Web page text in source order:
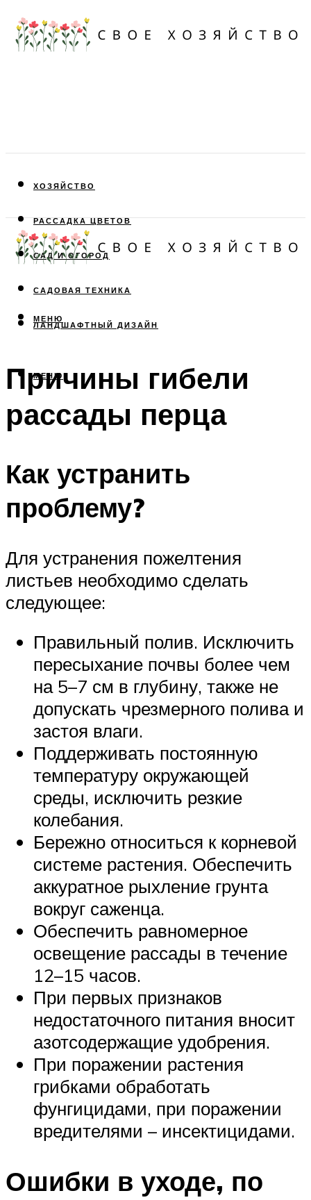
ХОЗЯЙСТВО
РАССАДКА ЦВЕТОВ
САД И ОГОРОД
САДОВАЯ ТЕХНИКА
ЛАНДШАФТНЫЙ ДИЗАЙН
МЕНЮ
МЕНЮ
Причины гибели
рассады перца
Как устранить
проблему?
Для устранения пожелтения
листьев необходимо сделать
следующее:
Правильный полив. Исключить
пересыхание почвы более чем
на 5–7 см в глубину, также не
допускать чрезмерного полива и
застоя влаги.
Поддерживать постоянную
температуру окружающей
среды, исключить резкие
колебания.
Бережно относиться к корневой
системе растения. Обеспечить
аккуратное рыхление грунта
вокруг саженца.
Обеспечить равномерное
освещение рассады в течение
12–15 часов.
При первых признаков
недостаточного питания вносит
азотсодержащие удобрения.
При поражении растения
грибками обработать
фунгицидами, при поражении
вредителями – инсектицидами.
Ошибки в уходе, по